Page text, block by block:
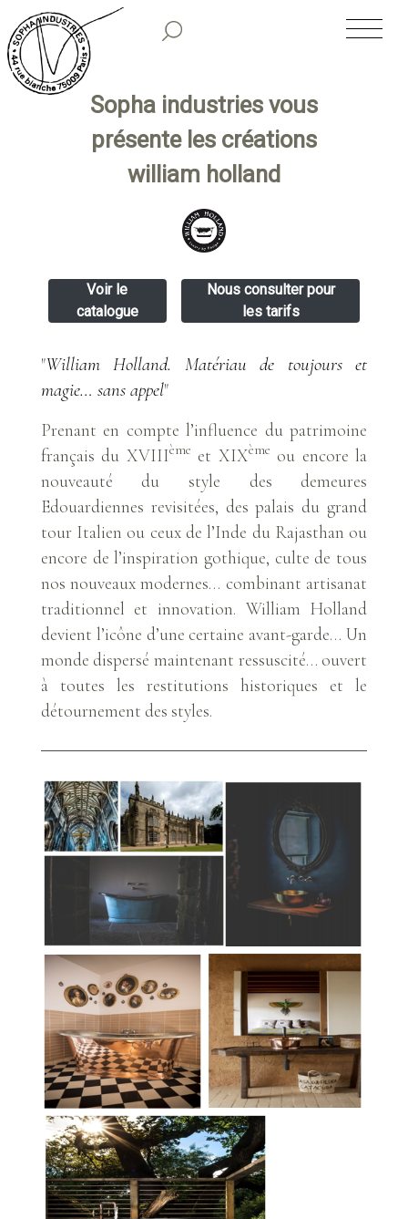
SOPHA INDUSTRIES
NOS CLASSIQUES
NOS COLLECTIONS PREMIUM
TIRAGES LIMITÉS
HISTORIQUE
PARUTIONS
sopha industries vous
présente les créations
william holland
Voir le
catalogue
Nous consulter pour
les tarifs
"William Holland. Matériau de toujours et
magie… sans appel"
Prenant en compte l’influence du patrimoine
français du XVIIIème et XIXème ou encore la
nouveauté du style des demeures
Edouardiennes revisitées, des palais du grand
tour Italien ou ceux de l’Inde du Rajasthan ou
encore de l’inspiration gothique, culte de tous
nos nouveaux modernes… combinant artisanat
traditionnel et innovation. William Holland
devient l’icône d’une certaine avant-garde… Un
monde dispersé maintenant ressuscité… ouvert
à toutes les restitutions historiques et le
détournement des styles.